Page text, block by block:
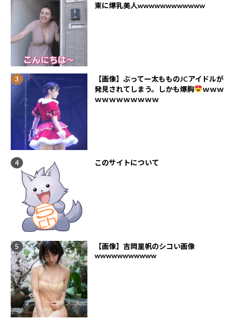
東に爆乳美人wwwwwwwwwwww
【画像】ぶってー太もものJCアイドルが
発見されてしまう。しかも爆胸
ｗｗｗ
ｗｗｗｗｗｗｗｗｗ
このサイトについて
【画像】吉岡里帆のシコい画像
wwwwwwwwwww